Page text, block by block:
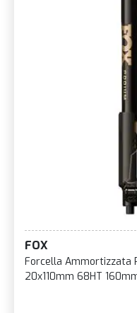
FOX
Forcella Ammortizzata
20x110mm 68HT